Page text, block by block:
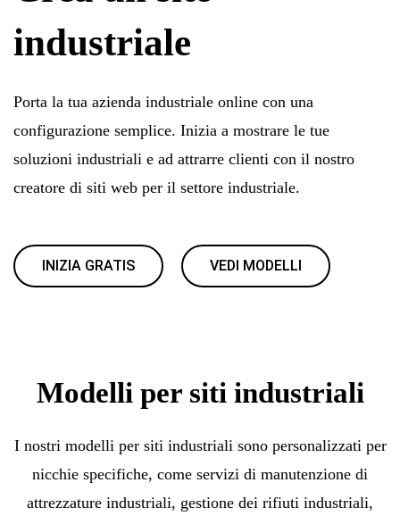
industriale
Porta la tua azienda industriale online con una
configurazione semplice. Inizia a mostrare le tue
soluzioni industriali e ad attrarre clienti con il nostro
creatore di siti web per il settore industriale.
INIZIA GRATIS VEDI MODELLI
Modelli per siti industriali
I nostri modelli per siti industriali sono personalizzati per
nicchie specifiche, come servizi di manutenzione di
attrezzature industriali, gestione dei rifiuti industriali,